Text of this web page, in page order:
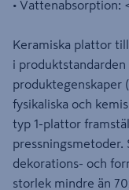
• Vattenabsorption:
Keramiska plattor
i produktstandarden
produktegenskaper
fysikaliska och
typ 1-plattor
pressningsmetoder.
dekorations- och
storlek mindre än